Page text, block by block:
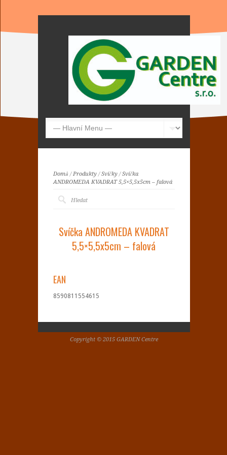
Domů /Produkty/Svíčky/Svíčka
ANDROMEDA KVADRAT 5,5×5,5x5cm – falová
Svíčka ANDROMEDA KVADRAT
5,5×5,5x5cm – falová
EAN
8590811554615
Copyright © 2015 GARDEN Centre